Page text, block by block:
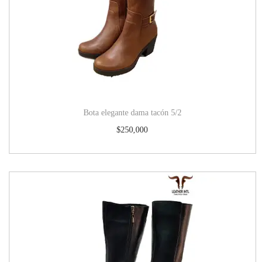
Bota elegante dama tacón 5/2
$250,000